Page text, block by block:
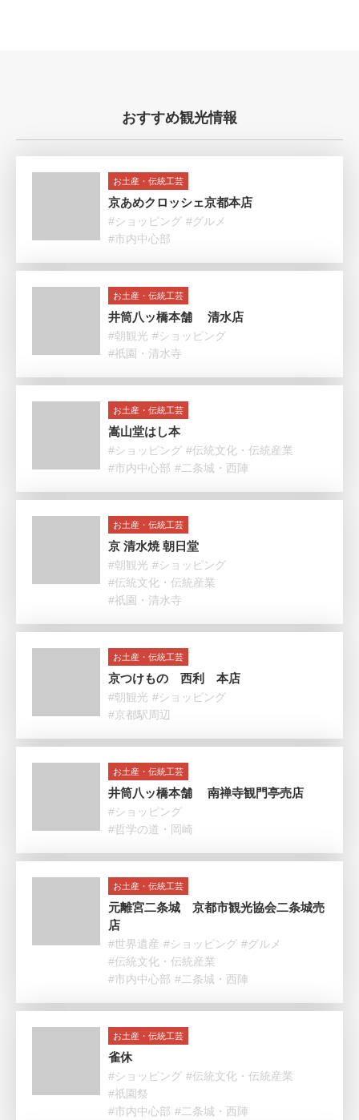
おすすめ観光情報
お土産・伝統工芸
京あめクロッシェ京都本店
#ショッピング #グルメ
#市内中心部
お土産・伝統工芸
井筒八ッ橋本舗 清水店
#朝観光 #ショッピング
#祇園・清水寺
お土産・伝統工芸
嵩山堂はし本
#ショッピング #伝統文化・伝統産業
#市内中心部 #二条城・西陣
お土産・伝統工芸
京 清水焼 朝日堂
#朝観光 #ショッピング
#伝統文化・伝統産業
#祇園・清水寺
お土産・伝統工芸
京つけもの 西利 本店
#朝観光 #ショッピング
#京都駅周辺
お土産・伝統工芸
井筒八ッ橋本舗 南禅寺観門亭売店
#ショッピング
#哲学の道・岡崎
お土産・伝統工芸
元離宮二条城 京都市観光協会二条城売
店
#世界遺産 #ショッピング #グルメ
#伝統文化・伝統産業
#市内中心部 #二条城・西陣
お土産・伝統工芸
雀休
#ショッピング #伝統文化・伝統産業
#祇園祭
#市内中心部 #二条城・西陣